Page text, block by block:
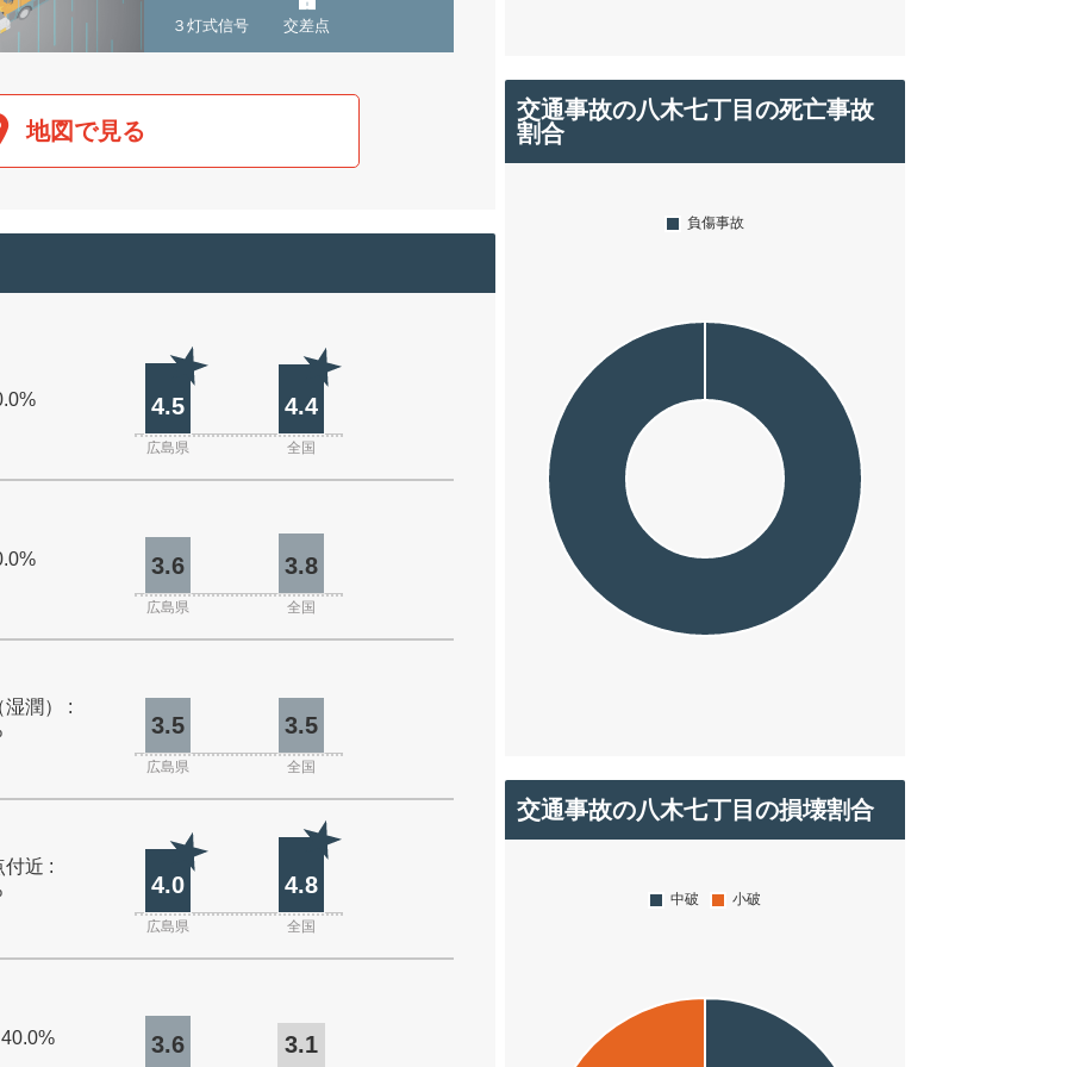
３灯式信号 交差点
地図で見る
4.5 4.4
広島県 全国
3.6 3.8
広島県 全国
湿潤） :
3.5 3.5
広島県 全国
付近 :
4.0 4.8
広島県 全国
3.6 3.1
交通事故の八木七丁目の死亡事故
割合
交通事故の八木七丁目の損壊割合